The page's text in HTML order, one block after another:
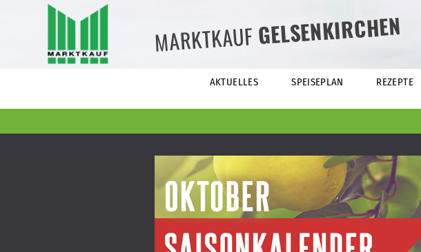
MARKTKAUFGELSENKIRCHEN
AKTUELLES SPEISEPLAN REZEPTE